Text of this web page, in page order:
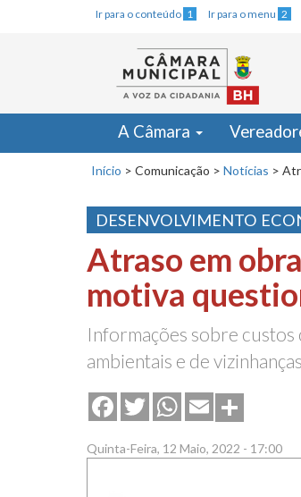
Ir para o conteúdo 1 Ir para o menu 2
A Câmara
Início > Comunicação > Notícias >
DESENVOLVIMENTO
Atraso em
motiva
Informações sobre
ambientais e de
FacebookTwitterWhatsApp
Email
Quinta-Feira, 12 Maio, 2022 - 17:00